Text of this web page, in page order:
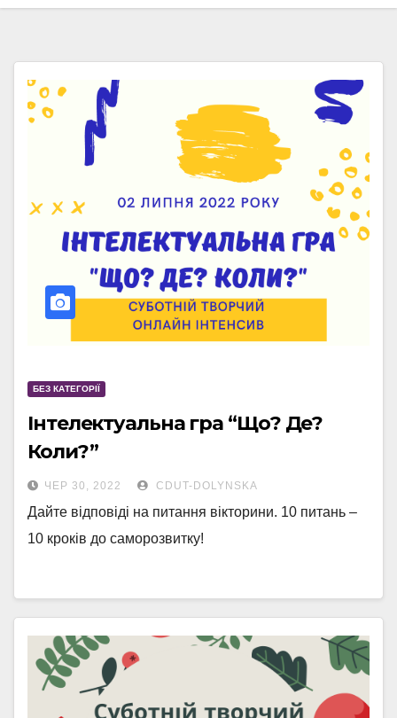
БЕЗ КАТЕГОРІЇ
Інтелектуальна гра “Що? Де?
Коли?”
ЧЕР 30, 2022 CDUT-DOLYNSKA
Дайте відповіді на питання вікторини. 10 питань –
10 кроків до саморозвитку!